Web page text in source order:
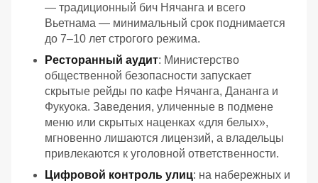
— традиционный бич Нячанга и всего
Вьетнама — минимальный срок поднимается
до 7–10 лет строгого режима.
Ресторанный аудит: Министерство
общественной безопасности запускает
скрытые рейды по кафе Нячанга, Дананга и
Фукуока. Заведения, уличенные в подмене
меню или скрытых наценках «для белых»,
мгновенно лишаются лицензий, а владельцы
привлекаются к уголовной ответственности.
Цифровой контроль улиц: на набережных и